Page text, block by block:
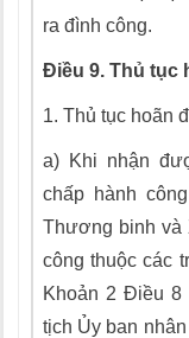
ra đình công.
Điều 9. Thủ tục
1. Thủ tục hoãn đ
a) Khi nhận
chấp hành
Thương binh và
công thuộc các
Khoản 2 Điều 8
tịch Ủy ban